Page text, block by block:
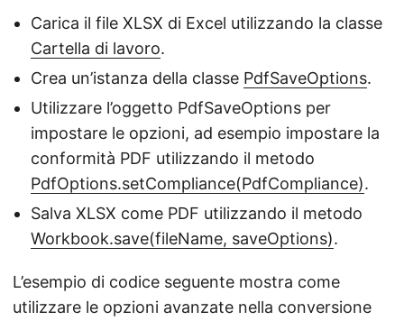
Carica il file XLSX di Excel utilizzando la classe
Cartella di lavoro.
Crea un’istanza della classe PdfSaveOptions.
Utilizzare l’oggetto PdfSaveOptions per
impostare le opzioni, ad esempio impostare la
conformità PDF utilizzando il metodo
PdfOptions.setCompliance(PdfCompliance).
Salva XLSX come PDF utilizzando il metodo
Workbook.save(fileName, saveOptions).
L’esempio di codice seguente mostra come
utilizzare le opzioni avanzate nella conversione